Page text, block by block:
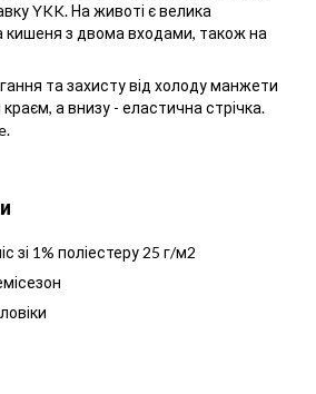
YKK. На животі є велика
кишеня з двома входами, також на
та захисту від холоду манжети
а внизу - еластична стрічка.
зі 1% поліестеру 25 г/м2